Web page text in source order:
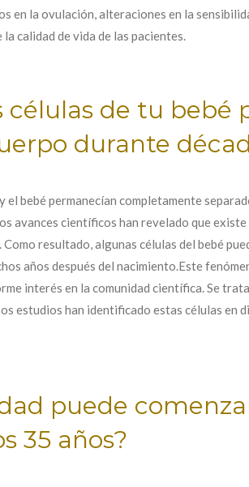
en la ovulación, alteraciones en la
calidad de vida de las pacientes.
células de tu bebé
durante
el bebé permanecían completamente
avances científicos han revelado que
resultado, algunas células del bebé
años después del nacimiento.Este
interés en la comunidad científica. Se
estudios han identificado estas células en
puede
35 años?